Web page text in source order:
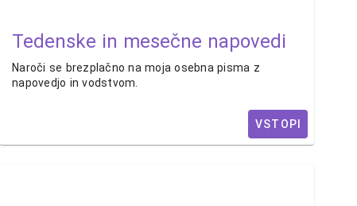
Tedenske in mesečne napovedi
Naroči se brezplačno na moja osebna pisma z
napovedjo in vodstvom.
VSTOPI